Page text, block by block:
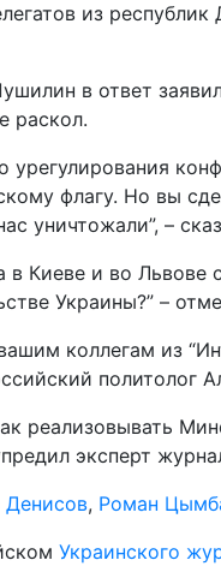
из
в ответ
раскол.
флагу. Но вы
уничтожали”, –
в Киеве и во
Украины?” –
коллегам из
политолог
реализовывать
эксперт
Денисов, Роман
Украинского